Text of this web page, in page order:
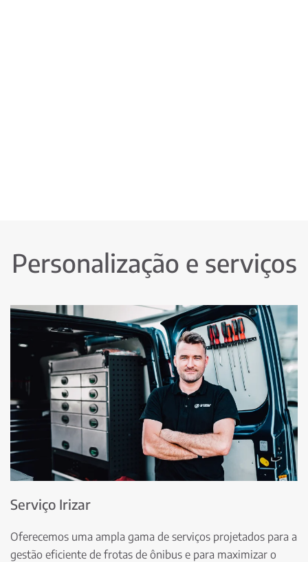
Personalização e serviços
Serviço Irizar
Oferecemos uma ampla gama de serviços projetados para a
gestão eficiente de frotas de ônibus e para maximizar o